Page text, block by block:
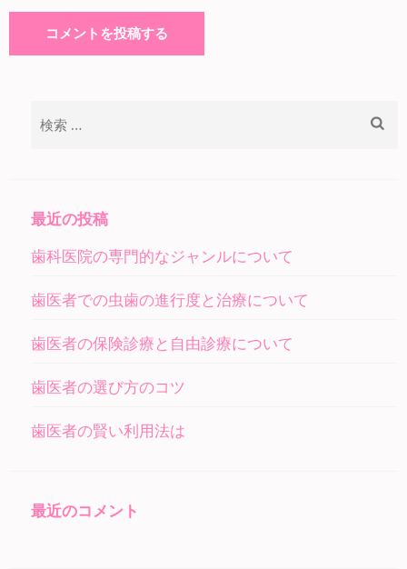
最近の投稿
歯科医院の専門的なジャンルについて
歯医者での虫歯の進行度と治療について
歯医者の保険診療と自由診療について
歯医者の選び方のコツ
歯医者の賢い利用法は
最近のコメント